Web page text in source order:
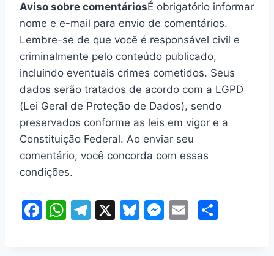
Aviso sobre comentáriosÉ obrigatório informar
nome e e-mail para envio de comentários.
Lembre-se de que você é responsável civil e
criminalmente pelo conteúdo publicado,
incluindo eventuais crimes cometidos. Seus
dados serão tratados de acordo com a LGPD
(Lei Geral de Proteção de Dados), sendo
preservados conforme as leis em vigor e a
Constituição Federal. Ao enviar seu
comentário, você concorda com essas
condições.
F
W T
X
Bl M
E